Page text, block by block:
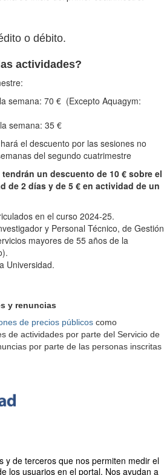
y de terceros que nos permiten medir el
los usuarios en el portal. Nos ayudan a
o débito.
actividades?
semana: 70 € (Excepto Aquagym:
semana: 35 €
el descuento por las sesiones no
del segundo cuatrimestre
un descuento de 10 € sobre el
de 2 días y de 5 € en actividad de un
en el curso 2024-25.
y Personal Técnico, de Gestión
mayores de 55 años de la
Universidad.
y renuncias
de precios públicos como
de actividades por parte del Servicio de
por parte de las personas inscritas